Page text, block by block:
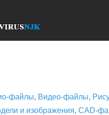
файлы, Видео-файлы,
и изображения, CAD-